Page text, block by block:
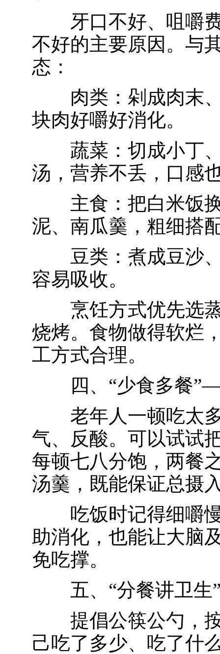
牙口不好、咀嚼
不好的主要原因。与
态：
肉类：剁成肉末
块肉好嚼好消化。
蔬菜：切成小丁
汤，营养不丢，口感
主食：把白米饭
泥、南瓜羹，粗细搭
豆类：煮成豆沙
容易吸收。
烹饪方式优先选
烧烤。食物做得软烂
工方式合理。
四、“少食多餐
老年人一顿吃太
气、反酸。可以试试
每顿七八分饱，两餐
汤羹，既能保证总摄
吃饭时记得细嚼
助消化，也能让大脑
免吃撑。
五、“分餐讲卫
提倡公筷公勺，
己吃了多少、吃了什